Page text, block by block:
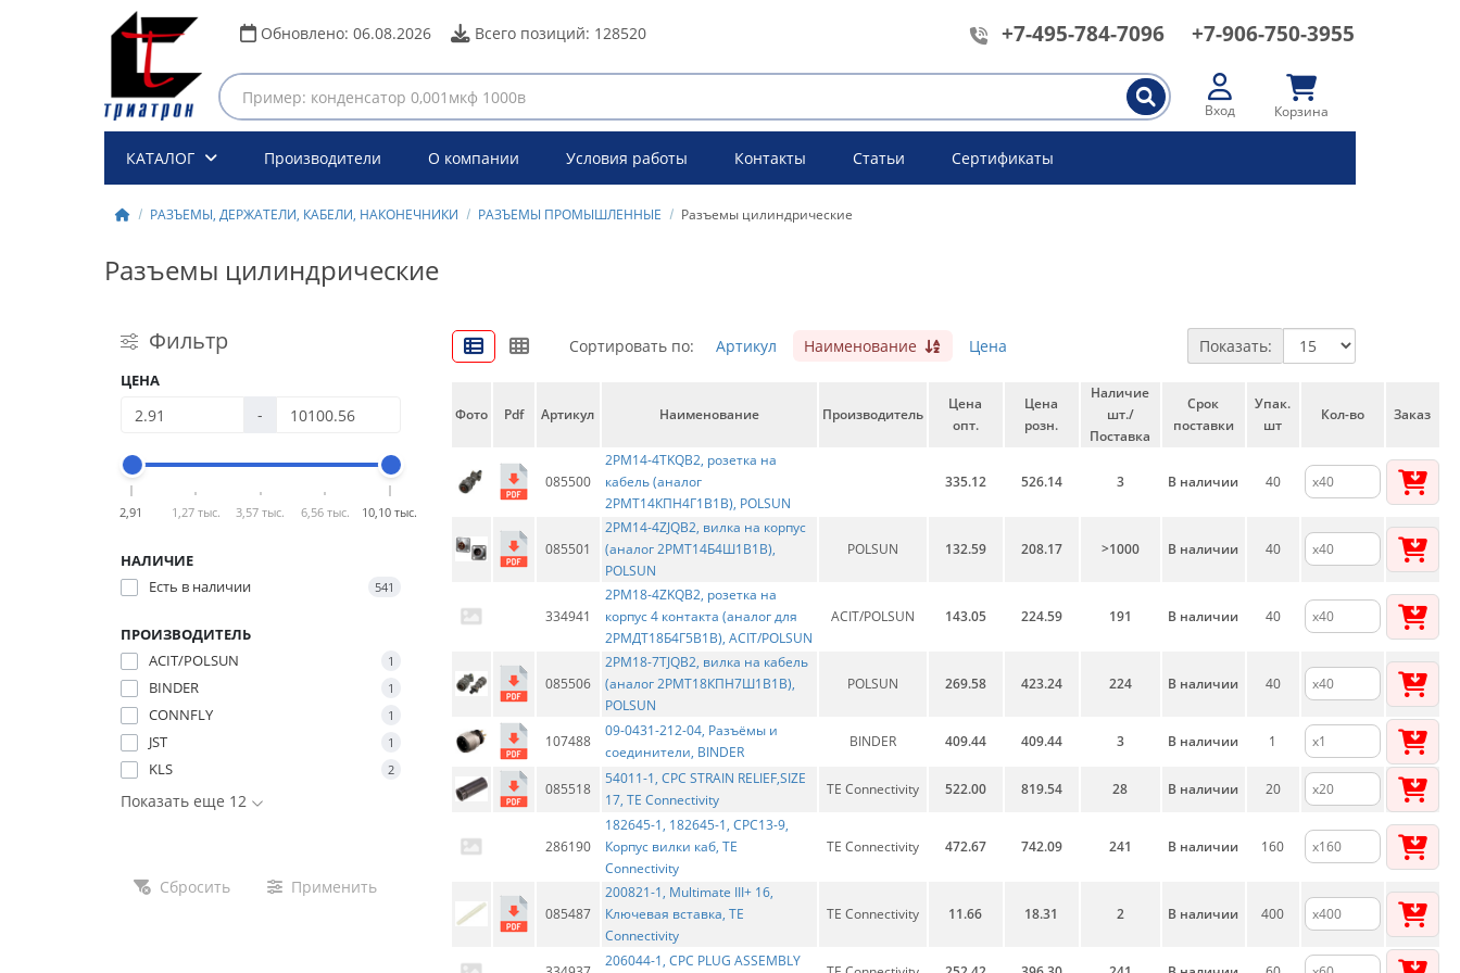
Обновлено: 06.08.2026 Всего позиций: 128520 +7-495-784-7096 +7-906-750-3955
Вход Корзина
КАТАЛОГ Производители О компании Условия работы Контакты Статьи Сертификаты
РАЗЪЕМЫ, ДЕРЖАТЕЛИ, КАБЕЛИ, НАКОНЕЧНИКИ РАЗЪЕМЫ ПРОМЫШЛЕННЫЕ Разъемы цилиндрические
Разъемы цилиндрические
Фильтр
ЦЕНА
-
2,91 1,27 тыс. 3,57 тыс. 6,56 тыс. 10,10 тыс.
НАЛИЧИЕ
Есть в наличии
541
ПРОИЗВОДИТЕЛЬ
ACIT/POLSUN
1
BINDER 1
CONNFLY 1
JST 1
KLS 2
Показать еще 12
Сбросить Применить
Сортировать по: Артикул Наименование Цена Показать:
Фото Pdf Артикул Наименование Производитель
Цена
опт.
Цена
розн.
Наличие
шт./
Поставка
Срок
поставки
Упак.
шт
Кол-во Заказ
085500
2PM14-4TKQB2, розетка на
кабель (аналог
2РМТ14КПН4Г1В1В), POLSUN
335.12 526.14 3 В наличии 40
085501
2PM14-4ZJQB2, вилка на корпус
(аналог 2РМТ14Б4Ш1В1В),
POLSUN
POLSUN 132.59 208.17 >1000 В наличии 40
334941
2PM18-4ZKQB2, розетка на
корпус 4 контакта (аналог для
2РМДТ18Б4Г5В1В), ACIT/POLSUN
ACIT/POLSUN 143.05 224.59 191 В наличии 40
085506
2PM18-7TJQB2, вилка на кабель
(аналог 2РМТ18КПН7Ш1В1В),
POLSUN
POLSUN 269.58 423.24 224 В наличии 40
107488
09-0431-212-04, Разъёмы и
соединители, BINDER
BINDER 409.44 409.44 3 В наличии 1
085518
54011-1, CPC STRAIN RELIEF,SIZE
17, TE Connectivity
TE Connectivity 522.00 819.54 28 В наличии 20
286190
182645-1, 182645-1, CPC13-9,
Корпус вилки каб, TE
Connectivity
TE Connectivity 472.67 742.09 241 В наличии 160
085487
200821-1, Multimate III+ 16,
Ключевая вставка, TE
Connectivity
TE Connectivity 11.66 18.31 2 В наличии 400
206044-1, CPC PLUG ASSEMBLY